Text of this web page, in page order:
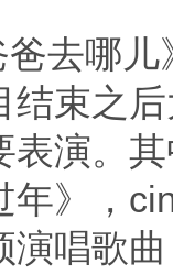
去哪
结束之
表演。
年》，
演唱歌